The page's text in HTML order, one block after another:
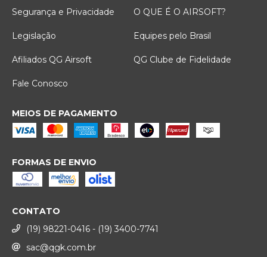
Segurança e Privacidade O QUE É O AIRSOFT?
Legislação Equipes pelo Brasil
Afiliados QG Airsoft QG Clube de Fidelidade
Fale Conosco
MEIOS DE PAGAMENTO
FORMAS DE ENVIO
CONTATO
(19) 98221-0416 - (19) 3400-7741
sac@qgk.com.br